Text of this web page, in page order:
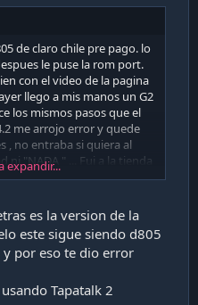
de claro chile pre pago. lo
le puse la rom port.
con el video de la pagina
llego a mis manos un G2
los mismos pasos que el
me arrojo error y quede
, no entraba si quiera al
"NADA " ... Fui a la tienda
uno nuevo. por hoy ya
es terminada en
D80510a ... se crea algun
20a ? o quiero saber el
expandir...
es la version de la
este sigue siendo d805
y por eso te dio error
Tapatalk 2